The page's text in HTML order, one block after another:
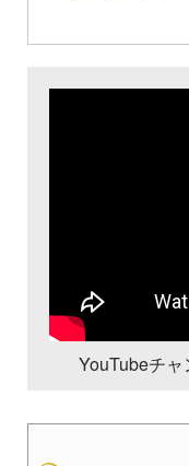
YouTubeチ